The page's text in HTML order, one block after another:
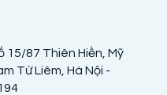
15/87 Thiên Hiền, Mỹ
Từ Liêm, Hà Nội -